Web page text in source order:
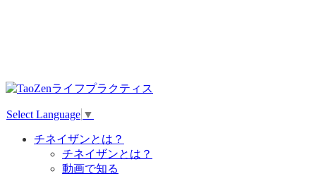
Select Language ▼
チネイザンとは？
チネイザンとは？
動画で知る